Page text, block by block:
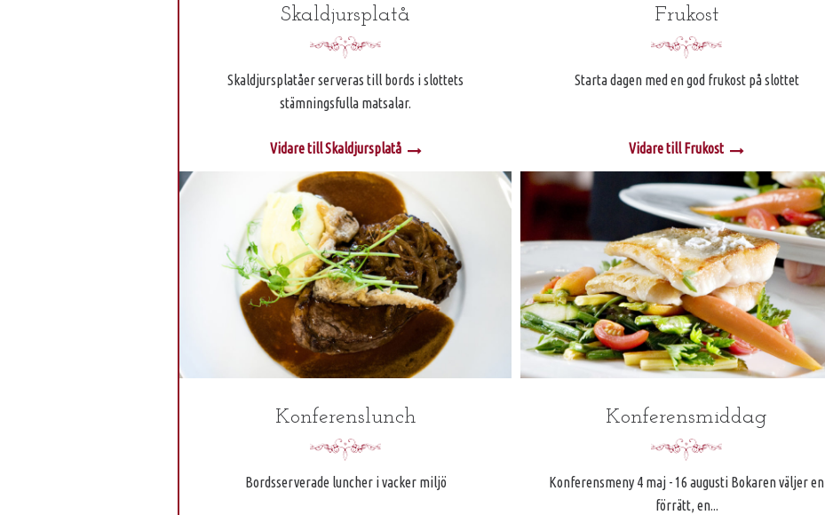
Skaldjursplatå
Skaldjursplatåer serveras till bords i slottets
stämningsfulla matsalar.
Vidare till Skaldjursplatå
Frukost
Starta dagen med en god frukost på slottet
Vidare till Frukost
Konferenslunch
Bordsserverade luncher i vacker miljö
Konferensmiddag
Konferensmeny 4 maj - 16 augusti Bokaren väljer en
förrätt, en...